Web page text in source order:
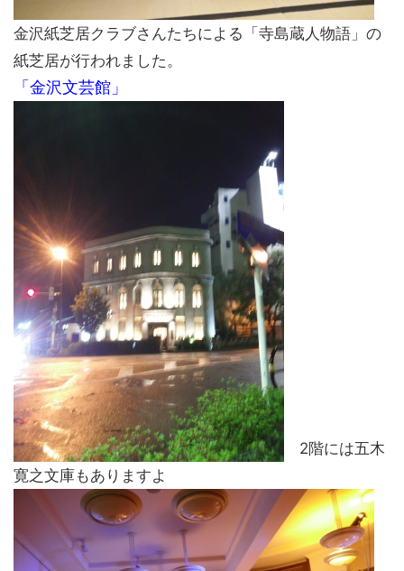
金沢紙芝居クラブさんたちによる「寺島蔵人物語」の
紙芝居が行われました。
「金沢文芸館」
2階には五木
寛之文庫もありますよ